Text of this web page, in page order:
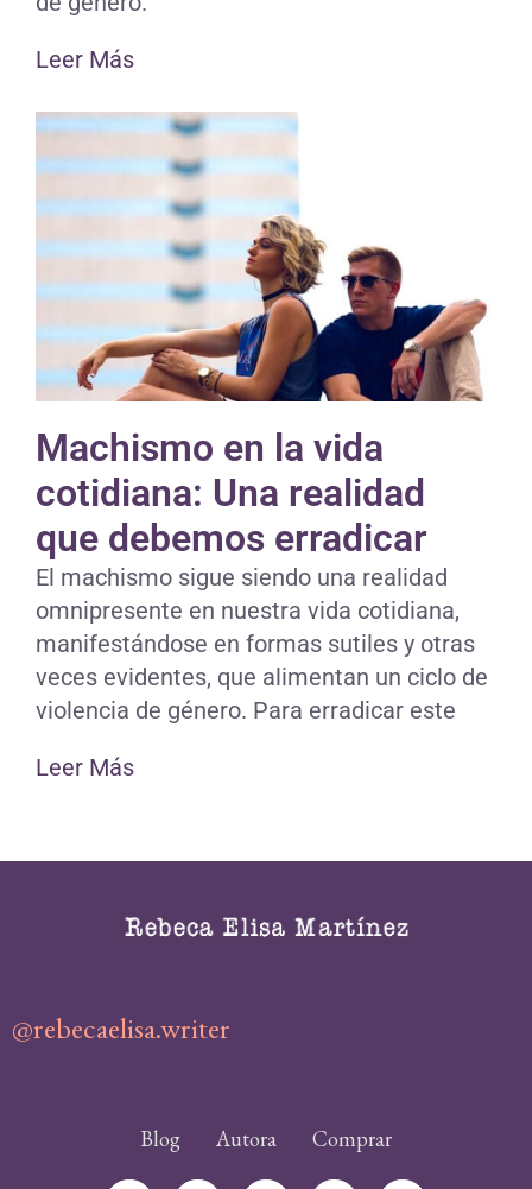
Leer Más
Machismo en la vida
cotidiana: Una realidad
que debemos erradicar
El machismo sigue siendo una realidad
omnipresente en nuestra vida cotidiana,
manifestándose en formas sutiles y otras
veces evidentes, que alimentan un ciclo de
violencia de género. Para erradicar este
Leer Más
@rebecaelisa.writer
Blog Autora Comprar